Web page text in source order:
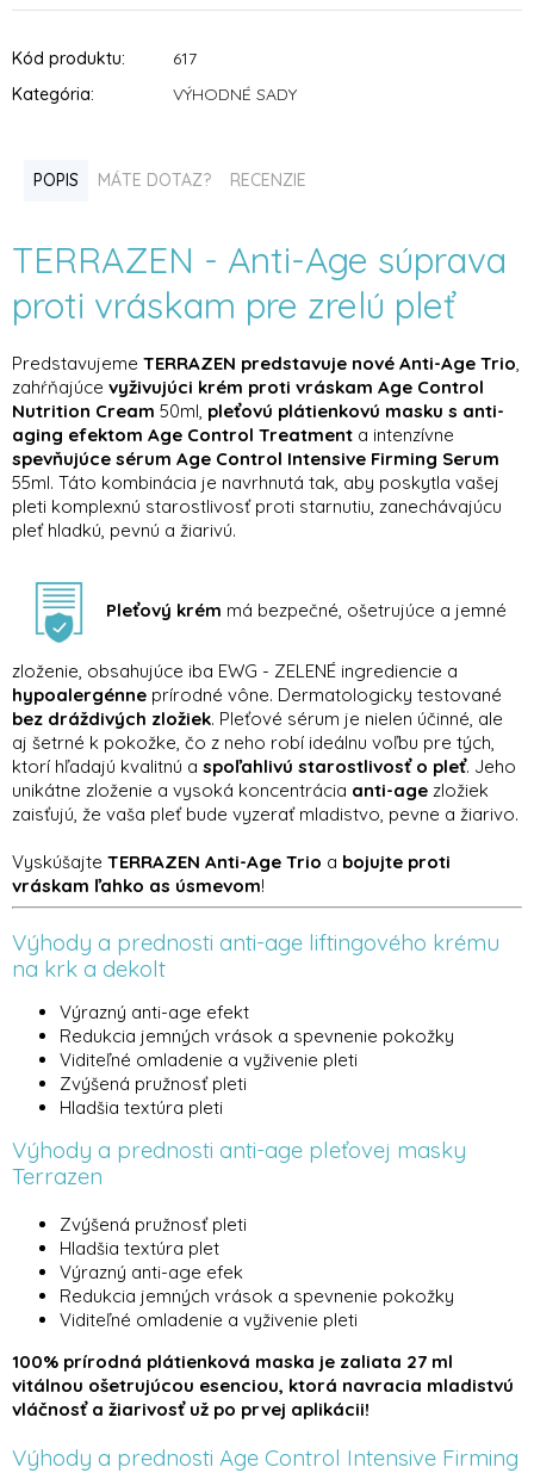
Kód produktu:
617
Kategória: VÝHODNÉ SADY
POPIS MÁTE DOTAZ? RECENZIE
TERRAZEN - Anti-Age súprava
proti vráskam pre zrelú pleť
Predstavujeme TERRAZEN predstavuje nové Anti-Age Trio
zahŕňajúce vyživujúci krém proti vráskam Age Control
Nutrition Cream 50ml, pleťovú plátienkovú masku s anti-
aging efektom Age Control Treatment a intenzívne
spevňujúce sérum Age Control Intensive Firming Serum
55ml. Táto kombinácia je navrhnutá tak, aby poskytla vašej
pleti komplexnú starostlivosť proti starnutiu, zanechávajúcu
pleť hladkú, pevnú a žiarivú.
Pleťový krém má bezpečné, ošetrujúce a jemné
zloženie, obsahujúce iba EWG - ZELENÉ ingrediencie a
hypoalergénne prírodné vône. Dermatologicky testované
bez dráždivých zložiek. Pleťové sérum je nielen účinné, ale
aj šetrné k pokožke, čo z neho robí ideálnu voľbu pre tých,
ktorí hľadajú kvalitnú a spoľahlivú starostlivosť o pleť. Jeho
unikátne zloženie a vysoká koncentrácia anti-age zložiek
zaisťujú, že vaša pleť bude vyzerať mladistvo, pevne a žiarivo.
Vyskúšajte TERRAZEN Anti-Age Trio a bojujte proti
vráskam ľahko as úsmevom!
Výhody a prednosti anti-age liftingového krému
na krk a dekolt
Výrazný anti-age efekt
Redukcia jemných vrások a spevnenie pokožky
Viditeľné omladenie a vyživenie pleti
Zvýšená pružnosť pleti
Hladšia textúra pleti
Výhody a prednosti anti-age pleťovej masky
Terrazen
Zvýšená pružnosť pleti
Hladšia textúra plet
Výrazný anti-age efek
Redukcia jemných vrások a spevnenie pokožky
Viditeľné omladenie a vyživenie pleti
100% prírodná plátienková maska ​​je zaliata 27 ml
vitálnou ošetrujúcou esenciou, ktorá navracia mladistvú
vláčnosť a žiarivosť už po prvej aplikácii!
Výhody a prednosti Age Control Intensive Firming